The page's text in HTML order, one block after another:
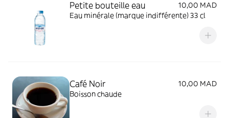
Petite bouteille eau
10,00 MAD
Eau minérale (marque indifférente) 33 cl
Café Noir
10,00 MAD
Boisson chaude